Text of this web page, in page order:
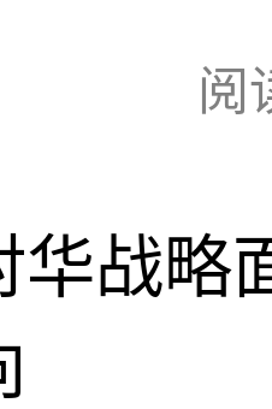
阅
战略